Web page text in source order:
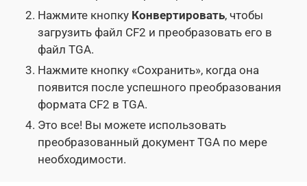
Нажмите кнопку Конвертировать, чтобы
загрузить файл CF2 и преобразовать его в
файл TGA.
Нажмите кнопку «Сохранить», когда она
появится после успешного преобразования
формата CF2 в TGA.
Это все! Вы можете использовать
преобразованный документ TGA по мере
необходимости.